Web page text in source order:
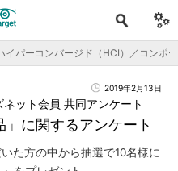
イパーコンバージド（HCI）／コンポ
2019年2月13日
」に関するアンケート
ット会員 共同アンケート
た方の中から抽選で10名様に